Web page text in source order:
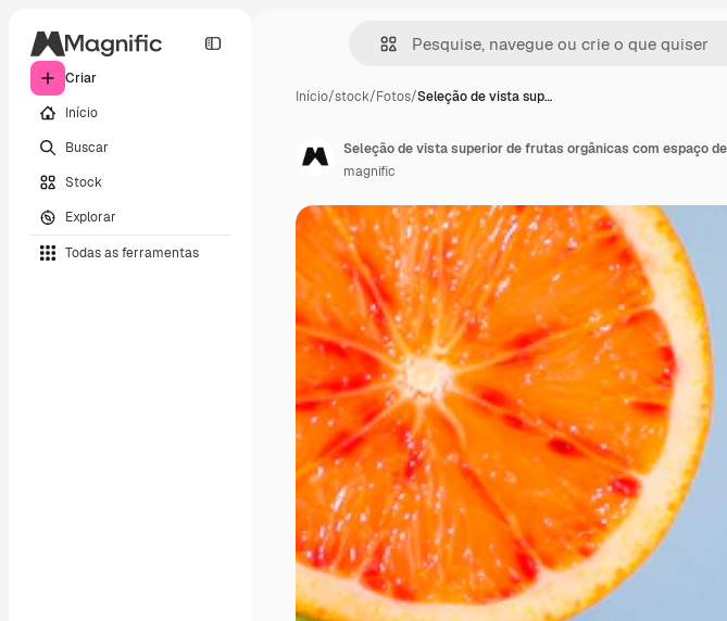
Criar
Início
Buscar
Stock
Explorar
Todas as ferramentas
Início/stock/Fotos/Seleção de vista sup…
Seleção de vista superior de frutas orgânicas com espaço
magnific